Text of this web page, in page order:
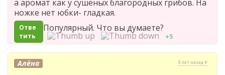
а аромат как у сушеных благородных грибов. На
ножке нет юбки- гладкая.
Отве
тить
Популярный. Что вы думаете?
+5
Алёна 8 лет назад #